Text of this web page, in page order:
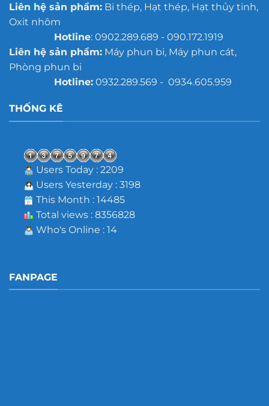
Liên hệ sản phẩm:Bi thép, Hạt thép, Hạt thủy tinh,
Oxit nhôm
Hotline: 0902.289.689 - 090.172.1919
Liên hệ sản phẩm:Máy phun bi, Máy phun cát,
Phòng phun bi
Hotline:0932.289.569 - 0934.605.959
THỐNG KÊ
Users Today : 2209
Users Yesterday : 3198
This Month : 14485
Total views : 8356828
Who's Online : 14
FANPAGE